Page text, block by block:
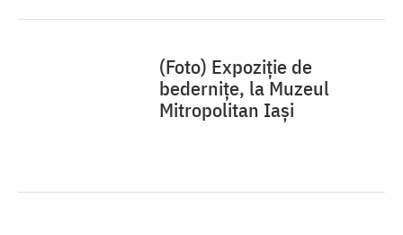
(Foto) Expoziție de
bedernițe, la Muzeul
Mitropolitan Iași